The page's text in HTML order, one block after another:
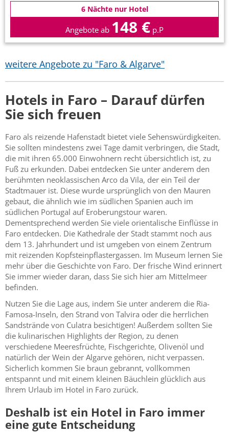
6 Nächte nur Hotel
Angebote ab 148 € p.P
weitere Angebote zu "Faro & Algarve"
Hotels in Faro – Darauf dürfen
Sie sich freuen
Faro als reizende Hafenstadt bietet viele Sehenswürdigkeiten.
Sie sollten mindestens zwei Tage damit verbringen, die Stadt,
die mit ihren 65.000 Einwohnern recht übersichtlich ist, zu
Fuß zu erkunden. Dabei entdecken Sie unter anderem den
berühmten neoklassischen Arco da Vila, der ein Teil der
Stadtmauer ist. Diese wurde ursprünglich von den Mauren
gebaut, die ähnlich wie im südlichen Spanien auch im
südlichen Portugal auf Eroberungstour waren.
Dementsprechend werden Sie viele orientalische Einflüsse in
Faro entdecken. Die Kathedrale der Stadt stammt noch aus
dem 13. Jahrhundert und ist umgeben von einem Zentrum
mit reizenden Kopfsteinpflastergassen. Im Museum lernen Sie
mehr über die Geschichte von Faro. Der frische Wind erinnert
Sie immer wieder daran, dass Sie sich hier am Mittelmeer
befinden.
Nutzen Sie die Lage aus, indem Sie unter anderem die Ria-
Famosa-Inseln, den Strand von Talvira oder die herrlichen
Sandstrände von Culatra besichtigen! Außerdem sollten Sie
die kulinarischen Highlights der Region, zu denen
verschiedene Meeresfrüchte, Fischgerichte, Olivenöl und
natürlich der Wein der Algarve gehören, nicht verpassen.
Sicherlich kommen Sie braun gebrannt, vollkommen
entspannt und mit einem kleinen Bäuchlein glücklich aus
Ihrem Urlaub im Hotel in Faro zurück.
Deshalb ist ein Hotel in Faro immer
eine gute Entscheidung